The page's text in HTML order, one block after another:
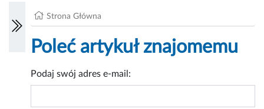
Strona Główna
Poleć artykuł znajomemu
Podaj swój adres e-mail: